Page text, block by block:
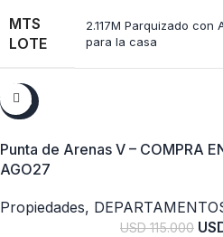
MTS
LOTE
2.117M Parquizado
para la casa
-22%
Punta de Arenas V – COMPRA
AGO27
Propiedades,
USD115.000